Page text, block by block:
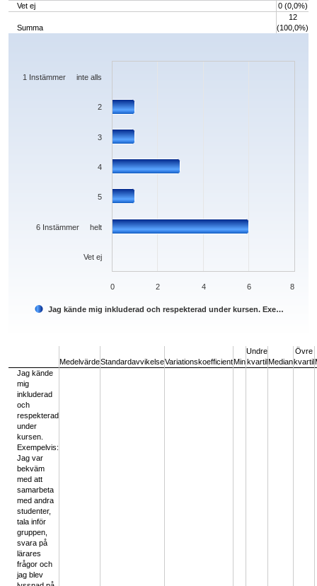
Vet ej
0 (0,0%)
Summa
12
(100,0%)
Chart
The chart has 1 X axis displaying categories.
Jag kände mig inkluderad och respekterad under kursen. Exe…
Vet ej
6 Instämmer helt
5
4
3
2
1 Instämmer inte alls
0 2 4 6 8
MedelvärdeStandardavvikelseVariationskoefficientMin
Undre
kvartil Median
Övre
kvartil
Jag kände
mig
inkluderad
och
respekterad
under
kursen.
Exempelvis:
Jag var
bekväm
med att
samarbeta
med andra
studenter,
tala inför
gruppen,
svara på
lärares
frågor och
jag blev